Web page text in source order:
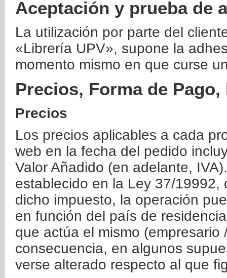
Aceptación y prueba de
La utilización por parte del
«Librería UPV», supone la
momento mismo en que curse
Precios, Forma de
Precios
Los precios aplicables a cada
web en la fecha del pedido
Valor Añadido (en adelante,
establecido en la Ley 37/
dicho impuesto, la operación
en función del país de
que actúa el mismo
consecuencia, en algunos
verse alterado respecto al que